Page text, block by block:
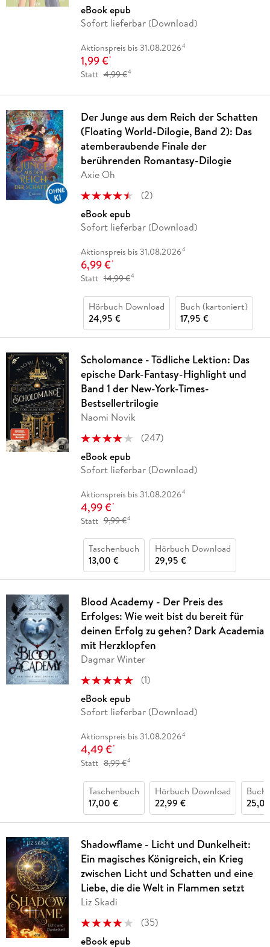
eBook epub
Sofort lieferbar (Download)
Aktionspreis bis 31.08.20264
1,99 €*
Statt 4,99 €4
Der Junge aus dem Reich der Schatten
(Floating World-Dilogie, Band 2): Das
atemberaubende Finale der
berührenden Romantasy-Dilogie
Axie Oh
(2)
eBook epub
Sofort lieferbar (Download)
Aktionspreis bis 31.08.20264
6,99 €*
Statt 14,99 €4
Hörbuch Download
24,95 €
Buch (kartoniert)
17,95 €
Scholomance - Tödliche Lektion: Das
epische Dark-Fantasy-Highlight und
Band 1 der New-York-Times-
Bestsellertrilogie
Naomi Novik
(247)
eBook epub
Sofort lieferbar (Download)
Aktionspreis bis 31.08.20264
4,99 €*
Statt 9,99 €4
Taschenbuch
13,00 €
Hörbuch Download
29,95 €
Blood Academy - Der Preis des
Erfolges: Wie weit bist du bereit für
deinen Erfolg zu gehen? Dark Academia
mit Herzklopfen
Dagmar Winter
(1)
eBook epub
Sofort lieferbar (Download)
Aktionspreis bis 31.08.20264
4,49 €*
Statt 8,99 €4
Taschenbuch
17,00 €
Hörbuch Download
22,99 €
Buch
Shadowflame - Licht und Dunkelheit:
Ein magisches Königreich, ein Krieg
zwischen Licht und Schatten und eine
Liebe, die die Welt in Flammen setzt
Liz Skadi
(35)
eBook epub